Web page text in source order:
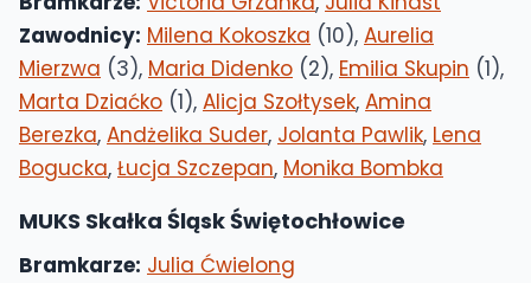
Zawodnicy: Milena Kokoszka (10), Aurelia
Mierzwa (3), Maria Didenko (2), Emilia Skupin (1),
Marta Dziaćko (1), Alicja Szołtysek, Amina
Berezka, Andżelika Suder, Jolanta Pawlik, Lena
Bogucka, Łucja Szczepan, Monika Bombka
MUKS Skałka Śląsk Świętochłowice
Bramkarze: Julia Ćwielong